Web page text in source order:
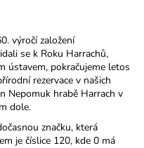
výročí založení
se k Roku Harrachů,
ústavem, pokračujeme letos
rezervace v našich
Nepomuk hrabě Harrach v
dole.
značku, která
je číslice 120, kde 0 má